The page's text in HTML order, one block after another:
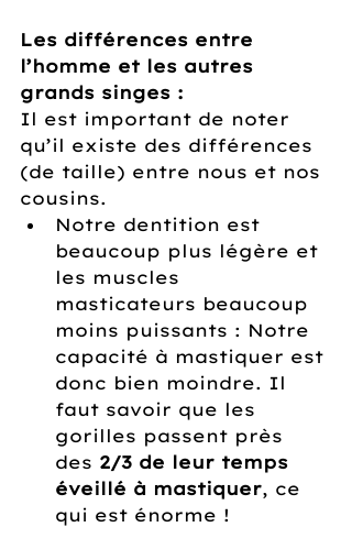
Les différences entre
l’homme et les autres
grands singes :
Il est important de noter
qu’il existe des différences
(de taille) entre nous et nos
cousins.
Notre dentition est
beaucoup plus légère et
les muscles
masticateurs beaucoup
moins puissants : Notre
capacité à mastiquer est
donc bien moindre. Il
faut savoir que les
gorilles passent près
des 2/3 de leur temps
éveillé à mastiquer, ce
qui est énorme !